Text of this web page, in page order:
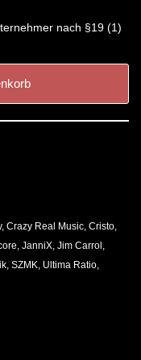
nach §19 (1)
, Crazy Real Music, Cristo,
, JanniX, Jim Carrol ,
, SZMK, Ultima Ratio,